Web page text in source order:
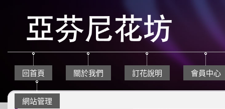
回首頁 關於我們 訂花說明 會員中心
網站管理